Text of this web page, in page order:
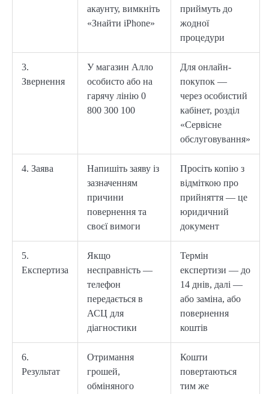
акаунту, вимкніть
«Знайти iPhone»
приймуть до
жодної
процедури
3.
Звернення
У магазин Алло
особисто або на
гарячу лінію 0
800 300 100
Для онлайн-
покупок —
через особистий
кабінет, розділ
«Сервісне
обслуговування»
4. Заява
Напишіть заяву із
зазначенням
причини
повернення та
своєї вимоги
Просіть копію з
відміткою про
прийняття — це
юридичний
документ
5.
Експертиза
Якщо
несправність —
телефон
передається в
АСЦ для
діагностики
Термін
експертизи — до
14 днів, далі —
або заміна, або
повернення
коштів
6.
Результат
Отримання
грошей,
обміняного
Кошти
повертаються
тим же